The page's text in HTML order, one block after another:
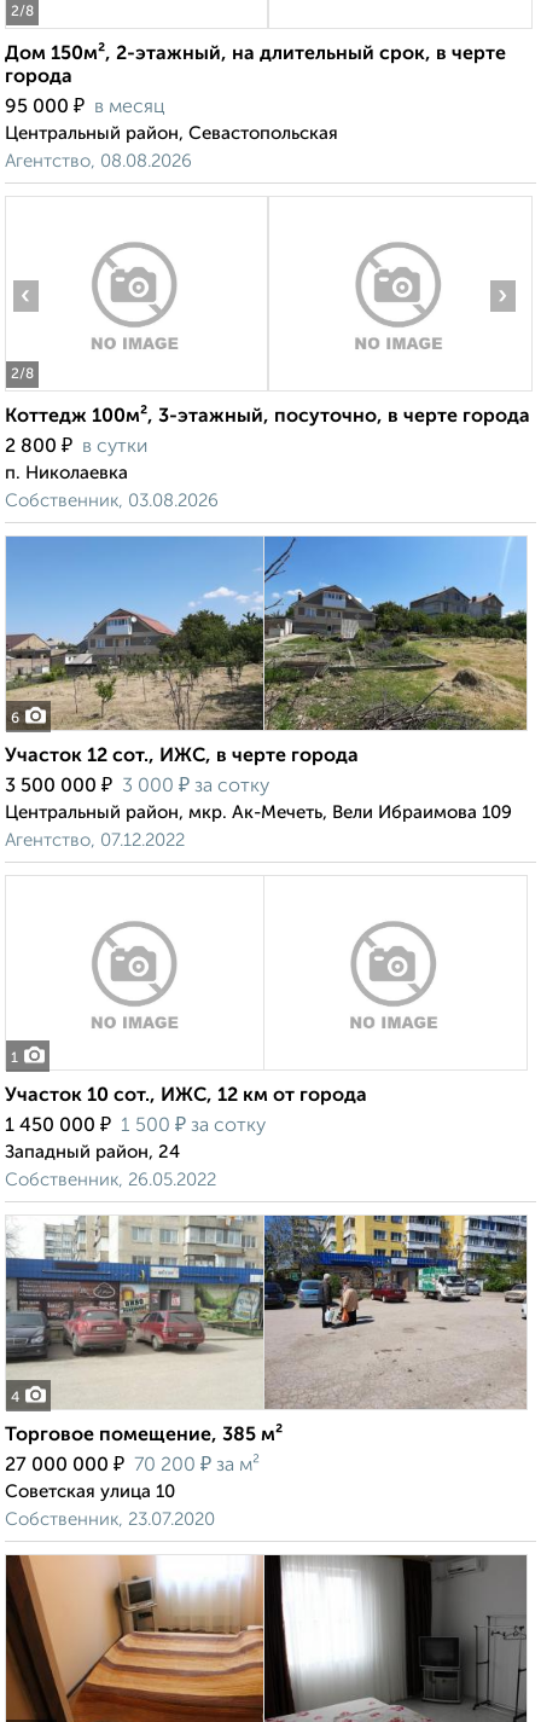
2/8
Дом 150м², 2-этажный, на длительный срок, в черте
города
95 000 ₽ в месяц
Центральный район, Севастопольская
Агентство, 08.08.2026
2/8
‹ ›
Коттедж 100м², 3-этажный, посуточно, в черте города
2 800 ₽ в сутки
п. Николаевка
Собственник, 03.08.2026
6
Участок 12 сот., ИЖС, в черте города
3 500 000 ₽ 3 000 ₽ за сотку
Центральный район, мкр. Ак-Мечеть, Вели Ибраимова 109
Агентство, 07.12.2022
1
Участок 10 сот., ИЖС, 12 км от города
1 450 000 ₽ 1 500 ₽ за сотку
Западный район, 24
Собственник, 26.05.2022
4
Торговое помещение, 385 м²
27 000 000 ₽ 70 200 ₽ за м²
Советская улица 10
Собственник, 23.07.2020